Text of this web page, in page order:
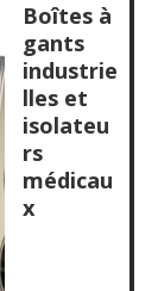
Boîtes à
gants
industrie
lles et
isolateu
rs
médicau
x